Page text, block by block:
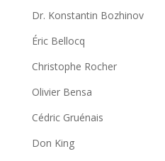
Dr. Konstantin Bozhinov
Éric Bellocq
Christophe Rocher
Olivier Bensa
Cédric Gruénais
Don King